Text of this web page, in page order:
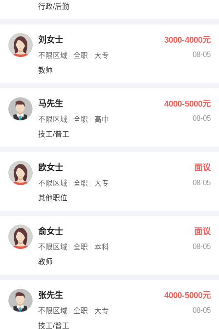
行政/后勤
刘女士 3000-4000元
不限区域 全职 大专
08-05
教师
马先生 4000-5000元
不限区域 全职 高中
08-05
技工/普工
欧女士 面议
不限区域 全职 大专
08-05
其他职位
俞女士 面议
不限区域 全职 本科
08-05
教师
张先生 4000-5000元
不限区域 全职 大专
08-05
技工/普工